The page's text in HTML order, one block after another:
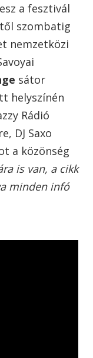
a fesztivál
szombatig
nemzetközi
sátor
helyszínén
Rádió
DJ Saxo
a közönség
is van, a cikk
minden infó